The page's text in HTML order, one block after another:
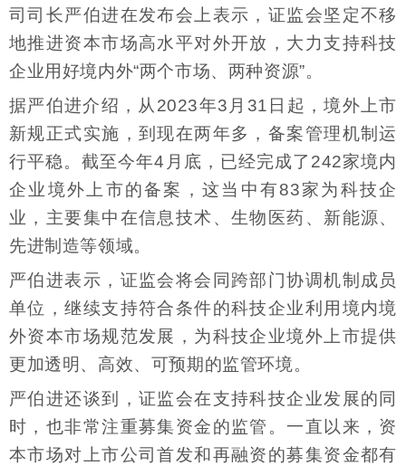
司司长严伯进在发布会上表示，证监会坚定不移
地推进资本市场高水平对外开放，大力支持科技
企业用好境内外“两个市场、两种资源”。
据严伯进介绍，从2023年3月31日起，境外上市
新规正式实施，到现在两年多，备案管理机制运
行平稳。截至今年4月底，已经完成了242家境内
企业境外上市的备案，这当中有83家为科技企
业，主要集中在信息技术、生物医药、新能源、
先进制造等领域。
严伯进表示，证监会将会同跨部门协调机制成员
单位，继续支持符合条件的科技企业利用境内境
外资本市场规范发展，为科技企业境外上市提供
更加透明、高效、可预期的监管环境。
严伯进还谈到，证监会在支持科技企业发展的同
时，也非常注重募集资金的监管。一直以来，资
本市场对上市公司首发和再融资的募集资金都有